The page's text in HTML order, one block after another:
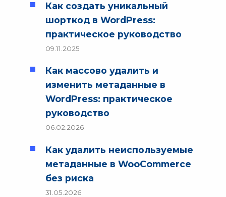
Как создать уникальный
шорткод в WordPress:
практическое руководство
09.11.2025
Как массово удалить и
изменить метаданные в
WordPress: практическое
руководство
06.02.2026
Как удалить неиспользуемые
метаданные в WooCommerce
без риска
31.05.2026